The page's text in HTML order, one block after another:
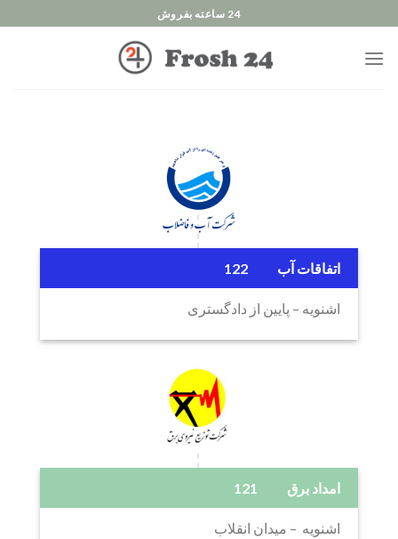
to
content
24 ساعته بفروش
اتفاقات آب 122
اشنویه – پایین از دادگستری
امداد برق 121
اشنویه – میدان انقلاب